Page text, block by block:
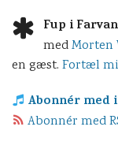
Fup i
medMorten
en gæst. Fortæl
Abonnér med
Abonnér med